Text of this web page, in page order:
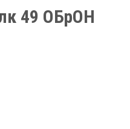
49 ОБрОН